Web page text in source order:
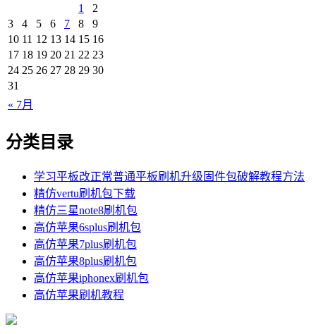
« 7月
1
2
3
4 5 6 7 8
9
10 11 12 13 14 15 16
17 18 19 20 21 22 23
24 25 26 27 28 29 30
31
分类目录
学习平板改正常普通平板刷机升级固件包破解教程方法
精仿vertu刷机包下载
精仿三星note8刷机包
高仿苹果6splus刷机包
高仿苹果7plus刷机包
高仿苹果8plus刷机包
高仿苹果iphonex刷机包
高仿苹果刷机教程